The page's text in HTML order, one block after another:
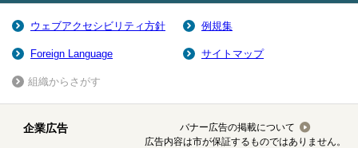
ウェブアクセシビリティ方針 例規集
Foreign Language サイトマップ
組織からさがす
企業広告
バナー広告の掲載について
広告内容は市が保証するものではありません。